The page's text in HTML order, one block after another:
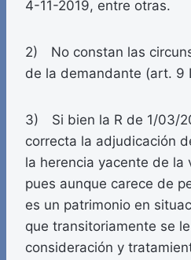
4-11-2019, entre otras.
2) No constan las
de la demandante (art. 9
3) Si bien la R de 1/03/
correcta la adjudicación
la herencia yacente de la
pues aunque carece de
es un patrimonio en
que transitoriamente se
consideración y